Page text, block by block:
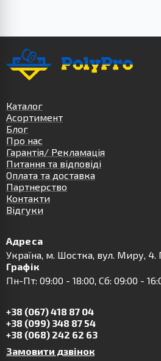
Каталог
Асортимент
Блог
Про нас
Гарантія/ Рекламація
Питання та відповіді
Оплата та доставка
Партнерство
Контакти
Відгуки
Адреса
Українa, м. Шостка, вул. Миру, 4.
Графік
Пн-Пт: 09:00 - 18:00, Сб: 09:00 -
+38 (067) 418 87 04
+38 (099) 348 87 54
+38 (068) 242 62 63
Замовити дзвінок